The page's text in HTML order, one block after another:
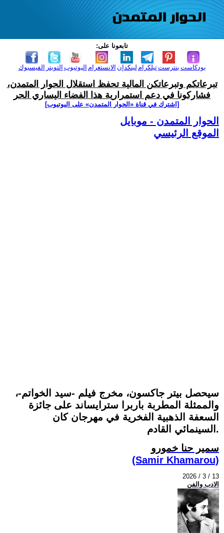
تابعونا على:
الفيسبوك التويتر اليوتيوب الانستغرام لينكدإن تيلكرامبنترست بودكاست
تبرعاتكم وتبرعاتكن المالية تحفظ استقلال الحوار المتمدن،
فشاركونا في دعم استمرارية هذا الفضاء اليساري الحر
[اشترك في قناة ‫«الحوار المتمدن» على اليوتيوب]
الحوار المتمدن - موبايل
الموقع الرئيسي
سيحصل بيتر جاكسون، مخرج فيلم -سيد الخواتم-،
والممثلة المطربة باربرا سترايساند على جائزة
السعفة الذهبية الفخرية في مهرجان كان
السينمائي القادم.
سمير حنا خمورو
(Samir Khamarou)
2026 / 3 / 13
الادب والفن